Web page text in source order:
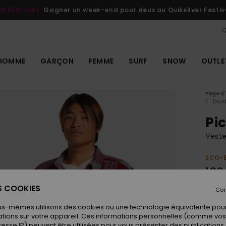
FESTIVAL Gagner un week-end pour deux au Quiksilver
GARÇON FEMME SURF SNOW
Page
ECO-
COOKIES
mêmes utilisons des cookies ou une technologie équivalente
sur votre appareil. Ces informations personnelles (comme